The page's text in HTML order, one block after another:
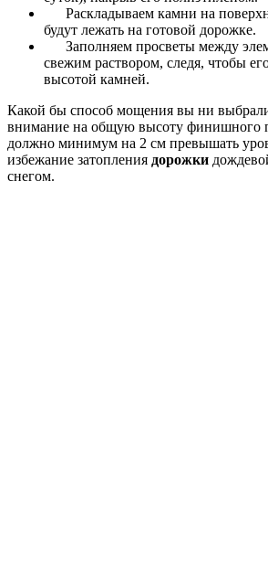
Раскладываем камни на
будут лежать на готовой дорожке.
Заполняем просветы между
свежим раствором, следя, чтобы
высотой камней.
Какой бы способ мощения вы ни
внимание на общую высоту финишного
должно минимум на 2 см превышать
избежание затопления дорожки
снегом.